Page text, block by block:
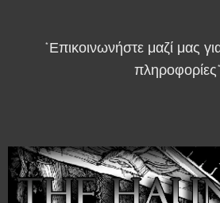
*Επικοινωνήστε μαζί μας
πληροφορίες*